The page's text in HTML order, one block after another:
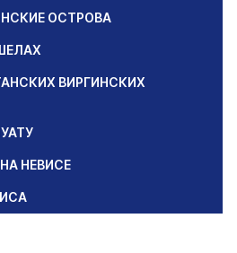
ОСТРОВА
ВИРГИНСКИХ
НЕВИСЕ